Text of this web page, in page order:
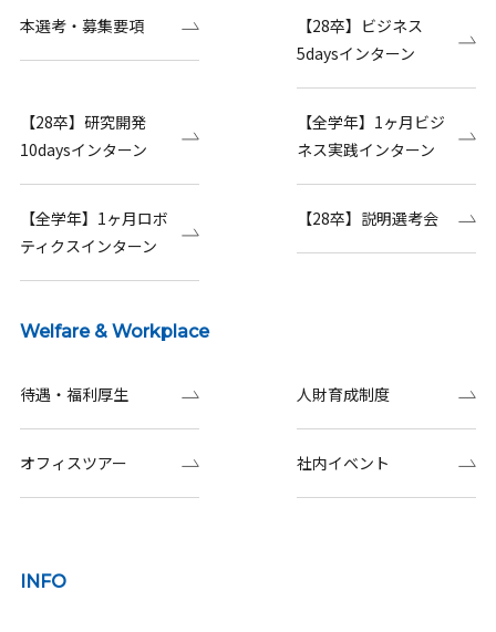
本選考・募集要項
【28卒】ビジネス
5daysインターン
【28卒】研究開発
10daysインターン
【全学年】1ヶ月ビジ
ネス実践インターン
【全学年】1ヶ月ロボ
ティクスインターン
【28卒】説明選考会
Welfare & Workplace
待遇・福利厚生 人財育成制度
オフィスツアー 社内イベント
INFO